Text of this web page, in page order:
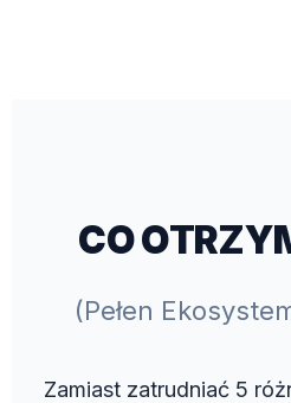
CO
(Pełen
Zamiast zatrudniać 5